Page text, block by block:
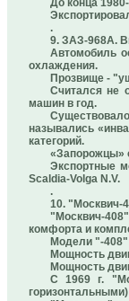
До конца
.
9. ЗАЗ-968А.
Автомобиль
охлаждения.
Прозвище -
Считался не
машин в год.
назывались
категорий.
«Запорожцы»
Экспортные
Scaldia-Volga N.V.
.
10. "Москвич-
"Москвич-
комфорта и
Модели "-408"
Мощность
Мощность
С 1969 г.
горизонтальными)